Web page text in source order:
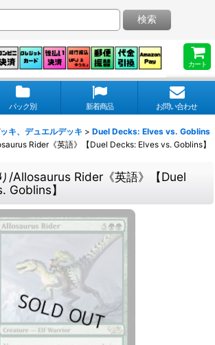
カート
検索
パック別 新着商品 お問い合わせ
キ、デュエルデッキ > Duel Decks: Elves vs. Goblins
Rider《英語》【Duel Decks: Elves vs. Goblins】
/Allosaurus Rider《英語》【Duel
Goblins】